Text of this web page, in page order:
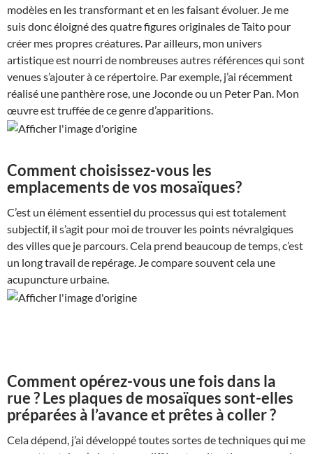
modèles en les transformant et en les faisant évoluer. Je me
suis donc éloigné des quatre figures originales de Taito pour
créer mes propres créatures. Par ailleurs, mon univers
artistique est nourri de nombreuses autres références qui sont
venues s’ajouter à ce répertoire. Par exemple, j’ai récemment
réalisé une panthère rose, une Joconde ou un Peter Pan. Mon
œuvre est truffée de ce genre d’apparitions.
Comment choisissez-vous les
emplacements de vos mosaïques?
C’est un élément essentiel du processus qui est totalement
subjectif, il s’agit pour moi de trouver les points névralgiques
des villes que je parcours. Cela prend beaucoup de temps, c’est
un long travail de repérage. Je compare souvent cela une
acupuncture urbaine.
Comment opérez-vous une fois dans la
rue ? Les plaques de mosaïques sont-elles
préparées à l’avance et prêtes à coller ?
Cela dépend, j’ai développé toutes sortes de techniques qui me